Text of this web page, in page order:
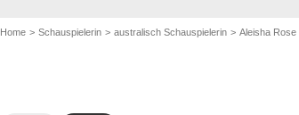
Home Schauspielerin australisch Schauspielerin Aleisha Rose